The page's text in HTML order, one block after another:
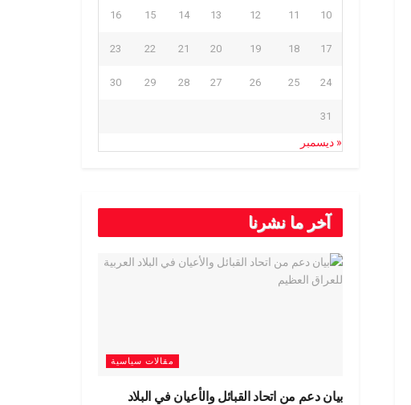
10
11
12
13
14
15
16
17
18
19
20
21
22
23
24
25
26
27
28
29
30
31
« ديسمبر
آخر ما نشرنا
مقالات سياسية
بيان دعم من اتحاد القبائل والأعيان في البلاد